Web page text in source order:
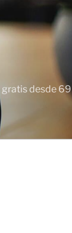
gratis desde 69